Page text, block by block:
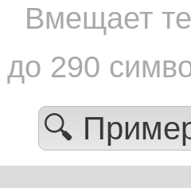
Вмещает
до 290
🔍